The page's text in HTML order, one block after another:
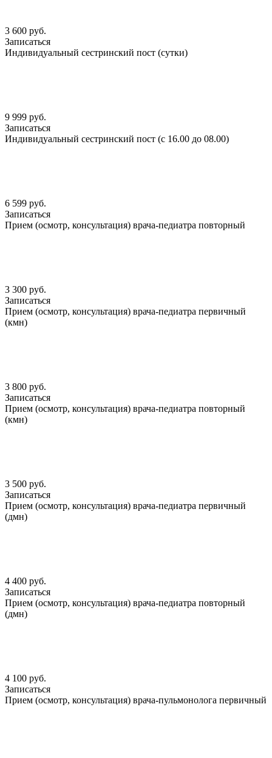
3 600 руб.
Записаться
Индивидуальный сестринский пост (сутки)
9 999 руб.
Записаться
Индивидуальный сестринский пост (с 16.00 до 08.00)
6 599 руб.
Записаться
Прием (осмотр, консультация) врача-педиатра повторный
3 300 руб.
Записаться
Прием (осмотр, консультация) врача-педиатра первичный
(кмн)
3 800 руб.
Записаться
Прием (осмотр, консультация) врача-педиатра повторный
(кмн)
3 500 руб.
Записаться
Прием (осмотр, консультация) врача-педиатра первичный
(дмн)
4 400 руб.
Записаться
Прием (осмотр, консультация) врача-педиатра повторный
(дмн)
4 100 руб.
Записаться
Прием (осмотр, консультация) врача-пульмонолога первичный